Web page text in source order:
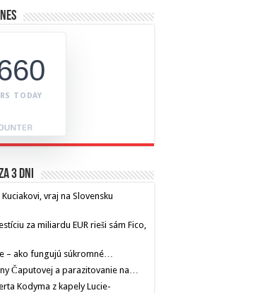
TODAY
3 dni
vraj na Slovensku
za miliardu EUR rieši sám Fico,
– ako fungujú súkromné…
Čaputovej a parazitovanie na…
Kodyma z kapely Lucie-